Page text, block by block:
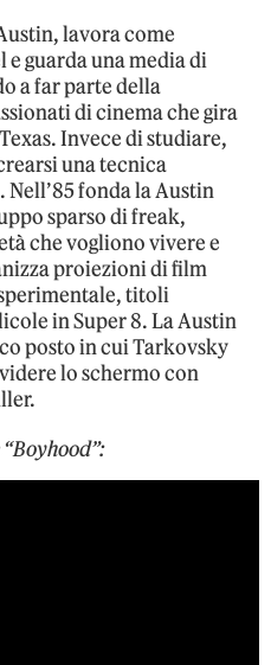
lavora come
guarda una media di
a far parte della
di cinema che gira
Invece di studiare,
una tecnica
fonda la Austin
sparso di freak,
che vogliono vivere e
proiezioni di film
titoli
in Super 8. La Austin
posto in cui Tarkovsky
lo schermo con